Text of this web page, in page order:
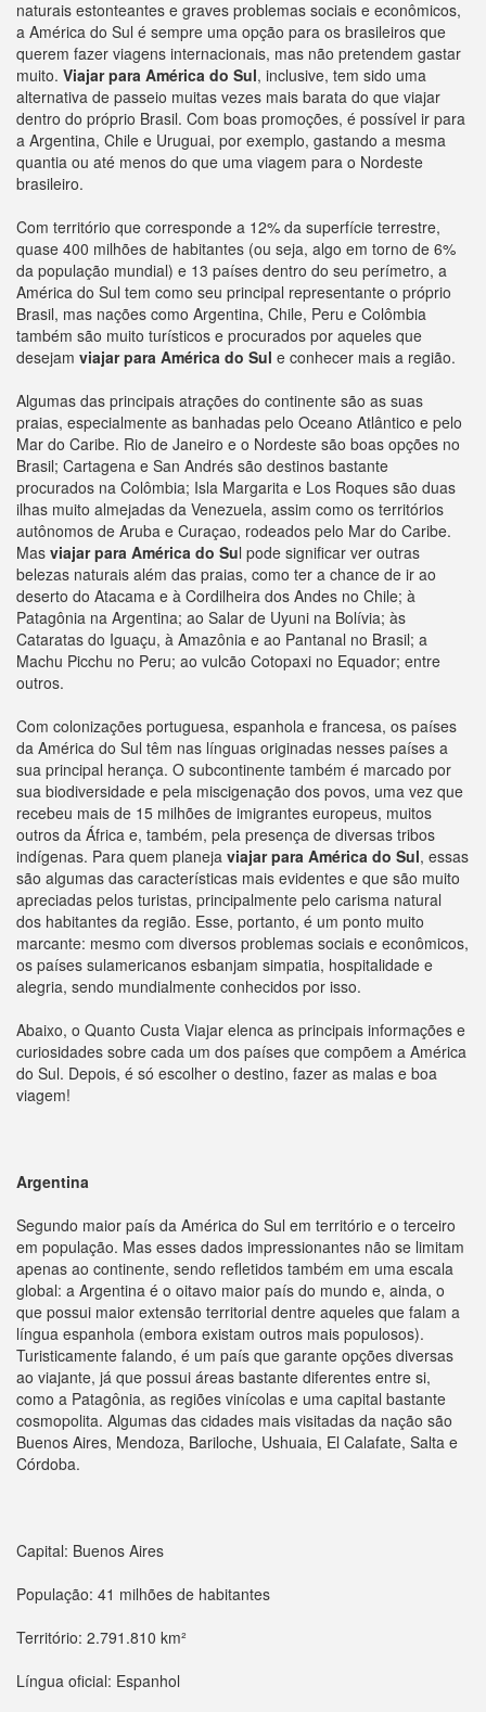
naturais estonteantes e graves problemas sociais e econômicos,
a América do Sul é sempre uma opção para os brasileiros que
querem fazer viagens internacionais, mas não pretendem gastar
muito. Viajar para América do Sul, inclusive, tem sido uma
alternativa de passeio muitas vezes mais barata do que viajar
dentro do próprio Brasil. Com boas promoções, é possível ir para
a Argentina, Chile e Uruguai, por exemplo, gastando a mesma
quantia ou até menos do que uma viagem para o Nordeste
brasileiro.
Com território que corresponde a 12% da superfície terrestre,
quase 400 milhões de habitantes (ou seja, algo em torno de 6%
da população mundial) e 13 países dentro do seu perímetro, a
América do Sul tem como seu principal representante o próprio
Brasil, mas nações como Argentina, Chile, Peru e Colômbia
também são muito turísticos e procurados por aqueles que
desejam viajar para América do Sul e conhecer mais a região.
Algumas das principais atrações do continente são as suas
praias, especialmente as banhadas pelo Oceano Atlântico e pelo
Mar do Caribe. Rio de Janeiro e o Nordeste são boas opções no
Brasil; Cartagena e San Andrés são destinos bastante
procurados na Colômbia; Isla Margarita e Los Roques são duas
ilhas muito almejadas da Venezuela, assim como os territórios
autônomos de Aruba e Curaçao, rodeados pelo Mar do Caribe.
Mas viajar para América do Sul pode significar ver outras
belezas naturais além das praias, como ter a chance de ir ao
deserto do Atacama e à Cordilheira dos Andes no Chile; à
Patagônia na Argentina; ao Salar de Uyuni na Bolívia; às
Cataratas do Iguaçu, à Amazônia e ao Pantanal no Brasil; a
Machu Picchu no Peru; ao vulcão Cotopaxi no Equador; entre
outros.
Com colonizações portuguesa, espanhola e francesa, os países
da América do Sul têm nas línguas originadas nesses países a
sua principal herança. O subcontinente também é marcado por
sua biodiversidade e pela miscigenação dos povos, uma vez que
recebeu mais de 15 milhões de imigrantes europeus, muitos
outros da África e, também, pela presença de diversas tribos
indígenas. Para quem planeja viajar para América do Sul, essas
são algumas das características mais evidentes e que são muito
apreciadas pelos turistas, principalmente pelo carisma natural
dos habitantes da região. Esse, portanto, é um ponto muito
marcante: mesmo com diversos problemas sociais e econômicos,
os países sulamericanos esbanjam simpatia, hospitalidade e
alegria, sendo mundialmente conhecidos por isso.
Abaixo, o Quanto Custa Viajar elenca as principais informações e
curiosidades sobre cada um dos países que compõem a América
do Sul. Depois, é só escolher o destino, fazer as malas e boa
viagem!
Argentina
Segundo maior país da América do Sul em território e o terceiro
em população. Mas esses dados impressionantes não se limitam
apenas ao continente, sendo refletidos também em uma escala
global: a Argentina é o oitavo maior país do mundo e, ainda, o
que possui maior extensão territorial dentre aqueles que falam a
língua espanhola (embora existam outros mais populosos).
Turisticamente falando, é um país que garante opções diversas
ao viajante, já que possui áreas bastante diferentes entre si,
como a Patagônia, as regiões vinícolas e uma capital bastante
cosmopolita. Algumas das cidades mais visitadas da nação são
Buenos Aires, Mendoza, Bariloche, Ushuaia, El Calafate, Salta e
Córdoba.
Capital: Buenos Aires
População: 41 milhões de habitantes
Território: 2.791.810 km²
Língua oficial: Espanhol